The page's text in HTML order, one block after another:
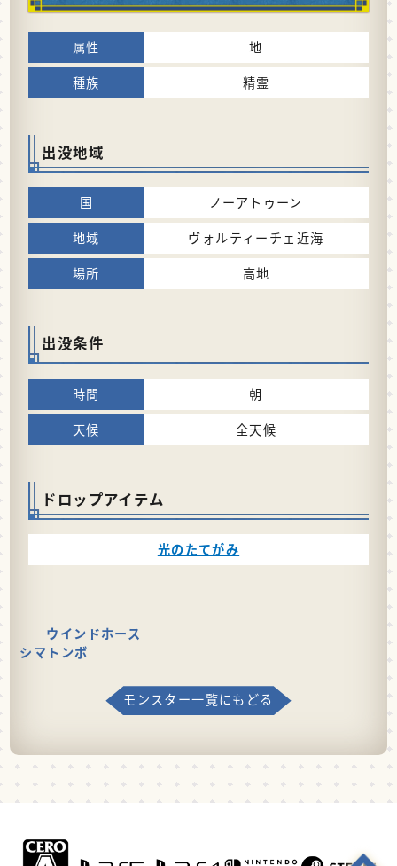
地
精霊
出没地域
ノーアトゥーン
ヴォルティーチェ近海
高地
出没条件
朝
全天候
ドロップアイテム
光のたてがみ
ウインドホース
シマトンボ
モンスター一覧にもどる